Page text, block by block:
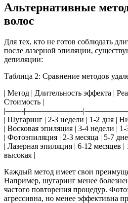
Альтернативные
волос
Для тех, кто не готов соблюдать
после лазерной эпиляции,
депиляции:
Таблица 2: Сравнение методов
| Метод | Длительность эффекта |
Стоимость |
|——-|———————-
| Шугаринг | 2-3 недели | 1-2 дня |
| Восковая эпиляция | 3-4 недели |
| Фотоэпиляция | 2-3 месяца | 5-7
| Лазерная эпиляция | 6-12 месяцев
высокая |
Каждый метод имеет свои
Например, шугаринг менее
частого повторения процедур.
агрессивна, но менее эффективна